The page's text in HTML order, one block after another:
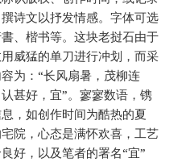
诗文以抒发情感。字体可选
、楷书等。这块老挝石由于
威猛的单刀进行冲划，而采
为：“长风扇暑，茂柳连
甚好，宜”。寥寥数语，镌
，如创作时间为酷热的夏
院，心态是满怀欢喜，工艺
好，以及笔者的署名“宜”